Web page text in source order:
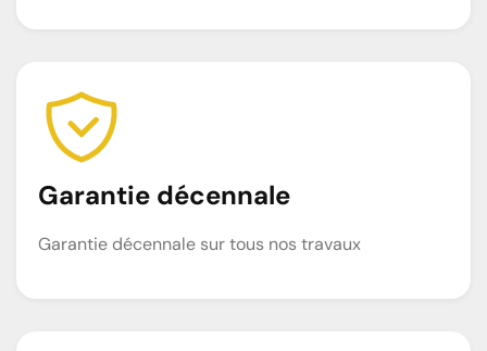
Garantie décennale
Garantie décennale sur tous nos travaux